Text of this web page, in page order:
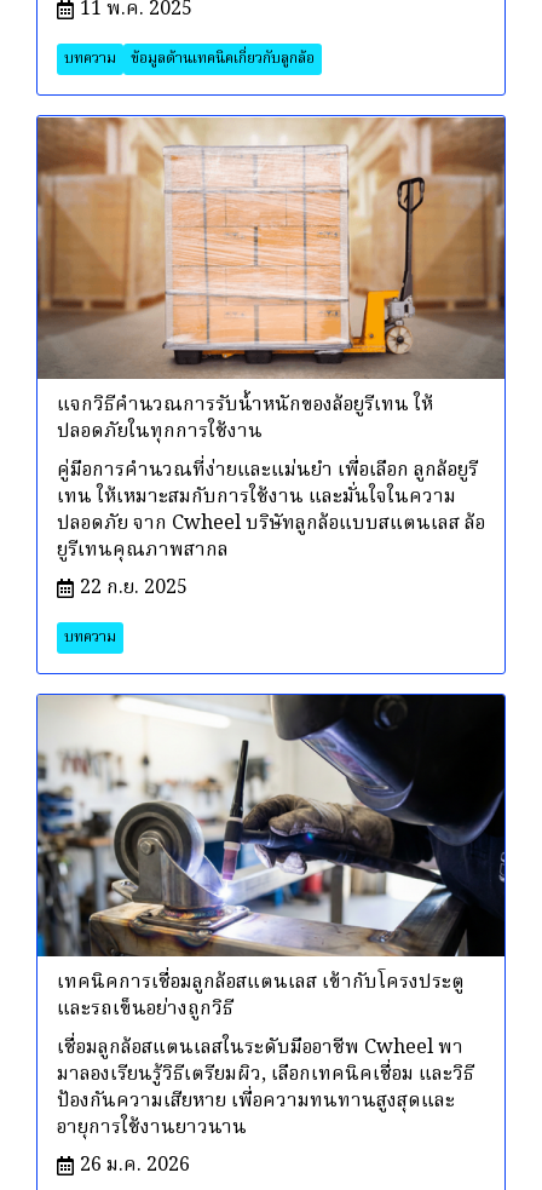
11 พ.ค. 2025
บทความ ข้อมูลด้านเทคนิคเกี่ยวกับลูกล้อ
แจกวิธีคำนวณการรับน้ำหนักของล้อยูรีเทน ให้
ปลอดภัยในทุกการใช้งาน
คู่มือการคำนวณที่ง่ายและแม่นยำ เพื่อเลือก ลูกล้อยูรี
เทน ให้เหมาะสมกับการใช้งาน และมั่นใจในความ
ปลอดภัย จาก Cwheel บริษัทลูกล้อแบบสแตนเลส ล้อ
ยูรีเทนคุณภาพสากล
22 ก.ย. 2025
บทความ
เทคนิคการเชื่อมลูกล้อสแตนเลส เข้ากับโครงประตู
และรถเข็นอย่างถูกวิธี
เชื่อมลูกล้อสแตนเลสในระดับมืออาชีพ Cwheel พา
มาลองเรียนรู้วิธีเตรียมผิว, เลือกเทคนิคเชื่อม และวิธี
ป้องกันความเสียหาย เพื่อความทนทานสูงสุดและ
อายุการใช้งานยาวนาน
26 ม.ค. 2026